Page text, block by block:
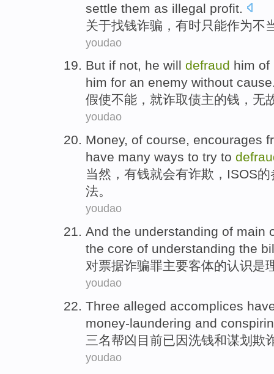
settle them as illegal profit.
关于找钱诈骗 ， 有时只能作为不
youdao
But if not, he will defraud him of
him for an enemy without
假使不能 ， 就诈取债主的钱 ，无
youdao
Money, of course, encourages
have many ways to try to
当然 ， 有钱就会有诈欺 ， ISOS的
法。
youdao
And the understanding of main
the core of understanding the
对票据诈骗罪主要客体的认识是
youdao
Three alleged accomplices
money-laundering and
三名帮凶目前已因洗钱和谋划 欺
youdao